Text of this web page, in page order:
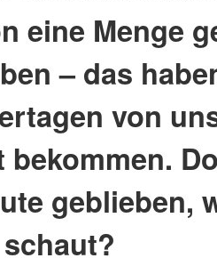
eine Menge
– das
von
bekommen.
geblieben,